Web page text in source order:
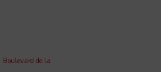
Boulevard de la